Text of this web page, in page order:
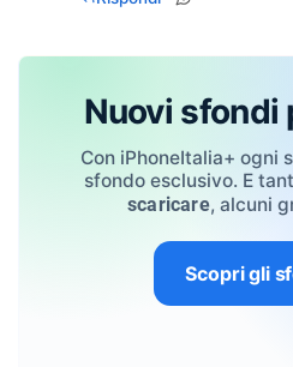
Nuovi sfondi
Con iPhoneItalia+ ogni
sfondo esclusivo. E
scaricare, alcuni
Scopri gli